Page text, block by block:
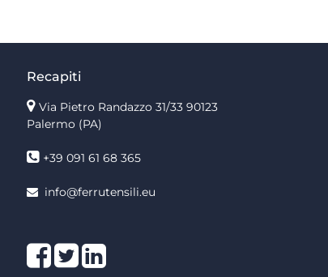
Recapiti
Via Pietro Randazzo 31/33 90123
Palermo (PA)
+39 091 61 68 365
info@ferrutensili.eu
Facebook
TwitterLinkedIn